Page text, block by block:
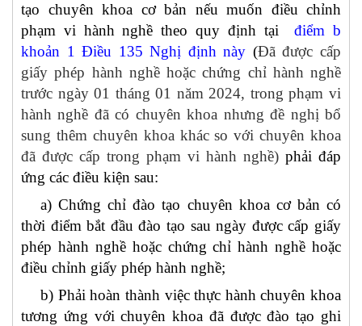
tạo chuyên khoa cơ bản nếu muốn điều chỉnh
phạm vi hành nghề theo quy định tại
điểm b
khoản 1 Điều 135 Nghị định này (Đã được cấp
giấy phép hành nghề hoặc chứng chỉ hành nghề
trước ngày 01 tháng 01 năm 2024, trong phạm vi
hành nghề đã có chuyên khoa nhưng đề nghị bổ
sung thêm chuyên khoa khác so với chuyên khoa
đã được cấp trong phạm vi hành nghề) phải đáp
ứng các điều kiện sau:
a) Chứng chỉ đào tạo chuyên khoa cơ bản có
thời điểm bắt đầu đào tạo sau ngày được cấp giấy
phép hành nghề hoặc chứng chỉ hành nghề hoặc
điều chỉnh giấy phép hành nghề;
b) Phải hoàn thành việc thực hành chuyên khoa
tương ứng với chuyên khoa đã được đào tạo ghi